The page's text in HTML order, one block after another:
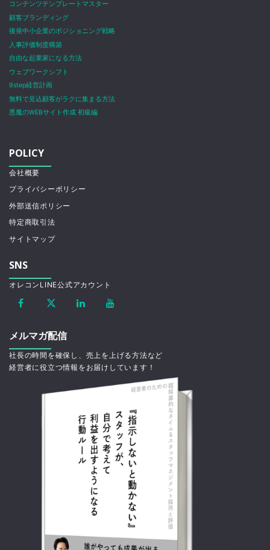
コンテンツテンプレートマスター
顧客ブランディング
後発中小企業のポジショニング戦略
人事評価制度構築
自由な起業家になる方法
ウェブワークシフト
9step経営計画
無料で見込顧客がラクに集まる方法
悪魔のWEBサイト作成 初級編
POLICY
会社概要
プライバシーポリシー
外部送信ポリシー
特定商取引法
サイトマップ
SNS
オレコンLINE公式アカウント
メルマガ配信
社長の時間を確保し、売上を上げる方法など
経営者に役立つ情報をお届けしています！